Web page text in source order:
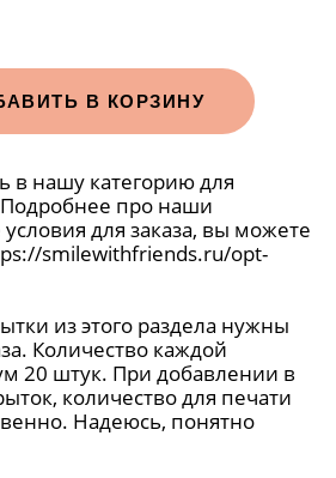
В КОРЗИНУ
в нашу категорию для
Подробнее про наши
для заказа, вы можете
smilewithfriends.ru/opt-
из этого раздела нужны
Количество каждой
20 штук. При добавлении в
количество для печати
Надеюсь, понятно